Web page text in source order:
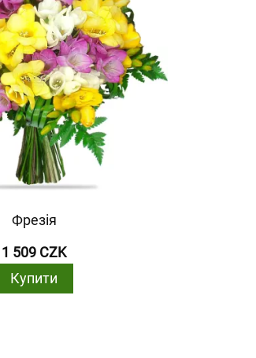
Фрезія
1 509 CZK
Купити